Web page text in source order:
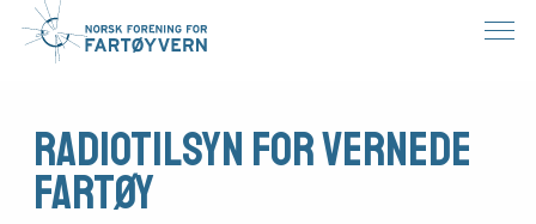
Radiotilsyn for vernede
fartøy